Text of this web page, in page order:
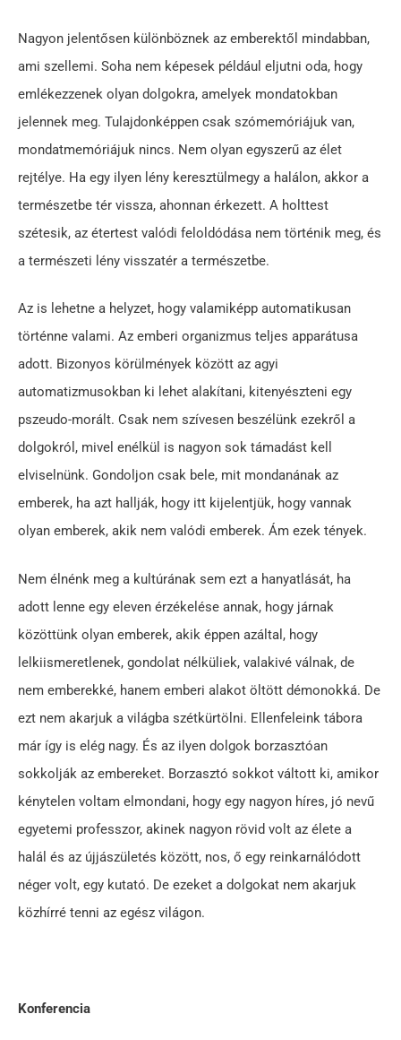
Nagyon jelentősen különböznek az emberektől mindabban,
ami szellemi. Soha nem képesek például eljutni oda, hogy
emlékezzenek olyan dolgokra, amelyek mondatokban
jelennek meg. Tulajdonképpen csak szómemóriájuk van,
mondatmemóriájuk nincs. Nem olyan egyszerű az élet
rejtélye. Ha egy ilyen lény keresztülmegy a halálon, akkor a
természetbe tér vissza, ahonnan érkezett. A holttest
szétesik, az étertest valódi feloldódása nem történik meg, és
a természeti lény visszatér a természetbe.
Az is lehetne a helyzet, hogy valamiképp automatikusan
történne valami. Az emberi organizmus teljes apparátusa
adott. Bizonyos körülmények között az agyi
automatizmusokban ki lehet alakítani, kitenyészteni egy
pszeudo-morált. Csak nem szívesen beszélünk ezekről a
dolgokról, mivel enélkül is nagyon sok támadást kell
elviselnünk. Gondoljon csak bele, mit mondanának az
emberek, ha azt hallják, hogy itt kijelentjük, hogy vannak
olyan emberek, akik nem valódi emberek. Ám ezek tények.
Nem élnénk meg a kultúrának sem ezt a hanyatlását, ha
adott lenne egy eleven érzékelése annak, hogy járnak
közöttünk olyan emberek, akik éppen azáltal, hogy
lelkiismeretlenek, gondolat nélküliek, valakivé válnak, de
nem emberekké, hanem emberi alakot öltött démonokká. De
ezt nem akarjuk a világba szétkürtölni. Ellenfeleink tábora
már így is elég nagy. És az ilyen dolgok borzasztóan
sokkolják az embereket. Borzasztó sokkot váltott ki, amikor
kénytelen voltam elmondani, hogy egy nagyon híres, jó nevű
egyetemi professzor, akinek nagyon rövid volt az élete a
halál és az újjászületés között, nos, ő egy reinkarnálódott
néger volt, egy kutató. De ezeket a dolgokat nem akarjuk
közhírré tenni az egész világon.
Konferencia